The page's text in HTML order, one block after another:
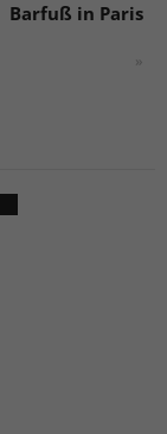
Barfuß in Paris
»